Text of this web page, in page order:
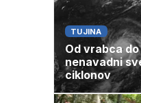
TUJINA
Od vrabca
nenavadni
ciklonov